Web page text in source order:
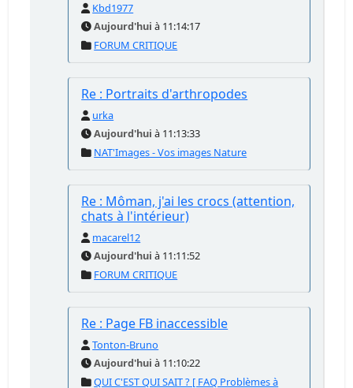
Kbd1977
Aujourd'hui à 11:14:17
FORUM CRITIQUE
Re : Portraits d'arthropodes
urka
Aujourd'hui à 11:13:33
NAT'Images - Vos images Nature
Re : Môman, j'ai les crocs (attention,
chats à l'intérieur)
macarel12
Aujourd'hui à 11:11:52
FORUM CRITIQUE
Re : Page FB inaccessible
Tonton-Bruno
Aujourd'hui à 11:10:22
QUI C'EST QUI SAIT ? [ FAQ Problèmes à